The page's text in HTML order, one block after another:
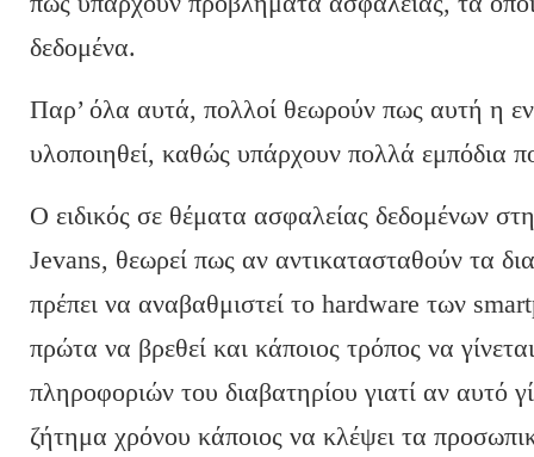
δεδομένα.
Παρ’ όλα αυτά, πολλοί θεωρούν πως αυτή η
υλοποιηθεί, καθώς υπάρχουν πολλά εμπόδια
Ο ειδικός σε θέματα ασφαλείας δεδομένων
Jevans, θεωρεί πως αν αντικατασταθούν τα
πρέπει να αναβαθμιστεί το hardware των
πρώτα να βρεθεί και κάποιος τρόπος να
πληροφοριών του διαβατηρίου γιατί αν αυτό
ζήτημα χρόνου κάποιος να κλέψει τα